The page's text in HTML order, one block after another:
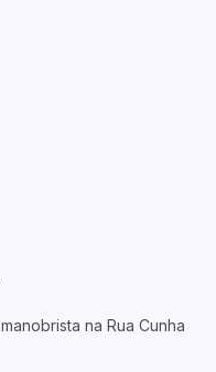
na Rua Cunha